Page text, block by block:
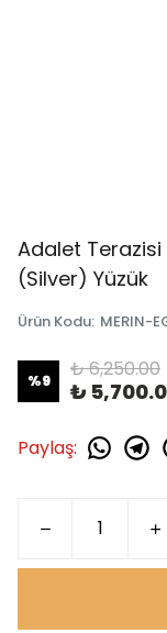
Adalet Terazisi
(Silver) Yüzük
Ürün Kodu: MERIN-
%9 ₺ 6,250.00
₺
Paylaş: